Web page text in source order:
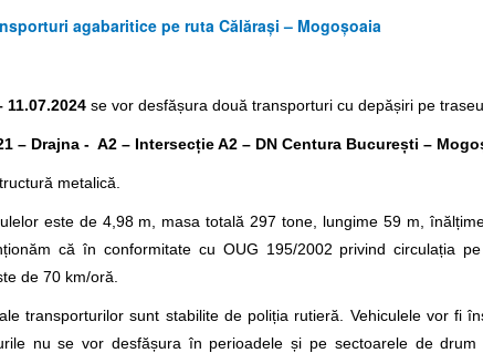
agabaritice pe ruta Călărași – Mogoșoaia
11.07.2024 se vor desfășura două transporturi cu depășiri pe
– Drajna - A2 – Intersecție A2 – DN Centura București –
metalică.
este de 4,98 m, masa totală 297 tone, lungime 59 m,
că în conformitate cu OUG 195/2002 privind circulația
de 70 km/oră.
transporturilor sunt stabilite de poliția rutieră. Vehiculele vor fi
nu se vor desfășura în perioadele și pe sectoarele de